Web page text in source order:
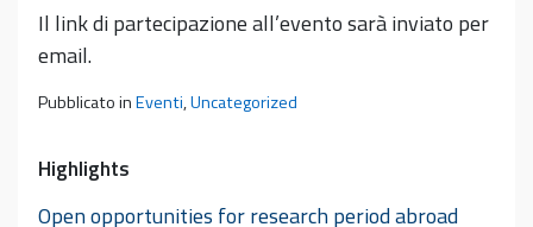
Il link di partecipazione all’evento sarà inviato per
email.
Pubblicato inEventi,Uncategorized
Highlights
Open opportunities for research period abroad